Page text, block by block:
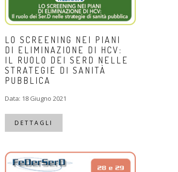
LO SCREENING NEI PIANI
DI ELIMINAZIONE DI HCV:
IL RUOLO DEI SERD NELLE
STRATEGIE DI SANITÀ
PUBBLICA
Data: 18 Giugno 2021
DETTAGLI